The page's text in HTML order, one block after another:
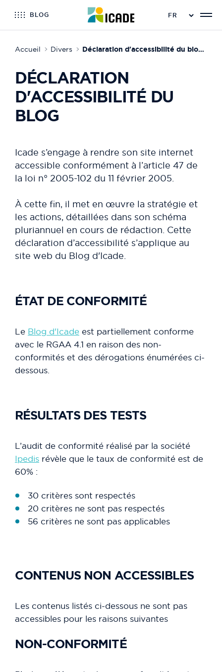
BLOG
Accueil Divers Déclaration d'accessibilité du blog - Partiellement conforme
DÉCLARATION
D'ACCESSIBILITÉ DU
BLOG
Icade s’engage à rendre son site internet
accessible conformément à l’article 47 de
la loi n° 2005-102 du 11 février 2005.
À cette fin, il met en œuvre la stratégie et
les actions, détaillées dans son schéma
pluriannuel en cours de rédaction. Cette
déclaration d’accessibilité s’applique au
site web du Blog d'Icade.
ÉTAT DE CONFORMITÉ
Le Blog d'Icade est partiellement conforme
avec le RGAA 4.1 en raison des non-
conformités et des dérogations énumérées ci-
dessous.
RÉSULTATS DES TESTS
L’audit de conformité réalisé par la société
Ipedis révèle que le taux de conformité est de
60% :
30 critères sont respectés
20 critères ne sont pas respectés
56 critères ne sont pas applicables
CONTENUS NON ACCESSIBLES
Les contenus listés ci-dessous ne sont pas
accessibles pour les raisons suivantes
NON-CONFORMITÉ